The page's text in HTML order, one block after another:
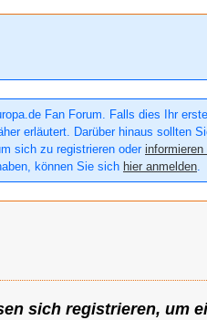
Fan Forum. Falls dies Ihr
erläutert. Darüber hinaus sollten
sich zu registrieren oder
können Sie sich hier anmelden.
sich registrieren, um